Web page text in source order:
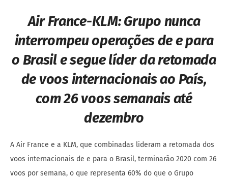
Air France-KLM:Grupo nunca
interrompeu operações de e para
o Brasil e segue líder da retomada
de voos internacionais ao País,
com 26 voos semanais até
dezembro
A Air France e a KLM, que combinadas lideram a retomada dos
voos internacionais de e para o Brasil, terminarão 2020 com 26
voos por semana, o que representa 60% do que o Grupo